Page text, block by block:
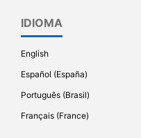
IDIOMA
English
Español (España)
Português (Brasil)
Français (France)